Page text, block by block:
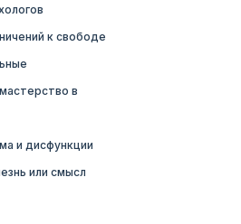
к свободе
в
и дисфункции
или смысл